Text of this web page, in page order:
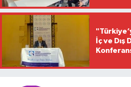
İç ve